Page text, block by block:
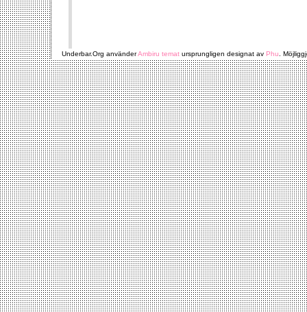
Underbar.Org använderAmbiru temat ursprungligen designat av Phu .